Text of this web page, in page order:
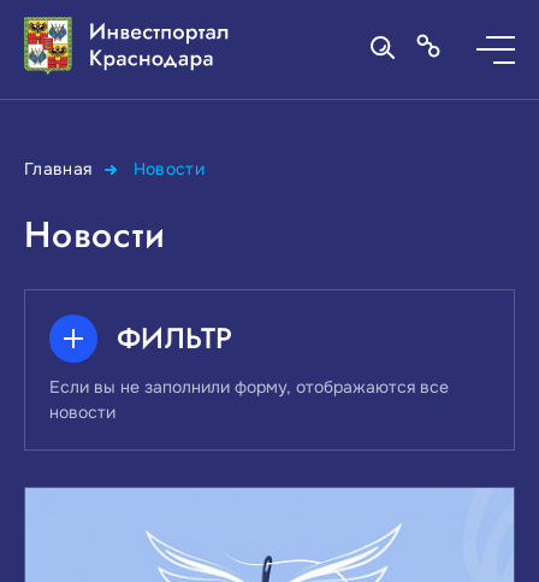
Главная Новости
Новости
ФИЛЬТР
Если вы не заполнили форму, отображаются все
новости